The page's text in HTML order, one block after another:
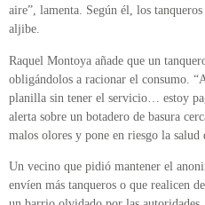
aire”, lamenta. Según él, los
aljibe.
Raquel Montoya añade que un
obligándolos a racionar el consumo.
planilla sin tener el servicio… estoy
alerta sobre un botadero de basura
malos olores y pone en riesgo la salud
Un vecino que pidió mantener el
envíen más tanqueros o que realicen